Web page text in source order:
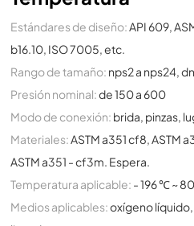
Estándares de diseño: API 609,
b16.10, ISO 7005, etc.
Rango de tamaño: nps2 a nps24,
Presión nominal:de 150 a 600
Modo de conexión: brida, pinzas,
Materiales: ASTM a351 cf8, ASTM
ASTM a351 - cf3m. Espera.
Temperatura aplicable: - 196 ℃ ~
Medios aplicables:oxígeno